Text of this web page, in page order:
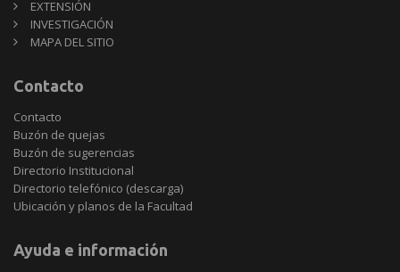
EXTENSIÓN
INVESTIGACIÓN
MAPA DEL SITIO
Contacto
Contacto
Buzón de quejas
Buzón de sugerencias
Directorio Institucional
Directorio telefónico (descarga)
Ubicación y planos de la Facultad
Ayuda e información